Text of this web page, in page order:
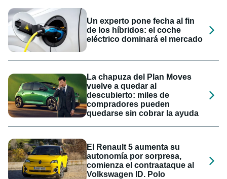
Un experto pone fecha al fin
de los híbridos: el coche
eléctrico dominará el mercado
La chapuza del Plan Moves
vuelve a quedar al
descubierto: miles de
compradores pueden
quedarse sin cobrar la ayuda
El Renault 5 aumenta su
autonomía por sorpresa,
comienza el contraataque al
Volkswagen ID. Polo